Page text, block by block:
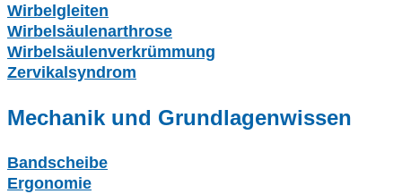
Wirbelgleiten
Wirbelsäulenarthrose
Wirbelsäulenverkrümmung
Zervikalsyndrom
Mechanik und Grundlagenwissen
Bandscheibe
Ergonomie